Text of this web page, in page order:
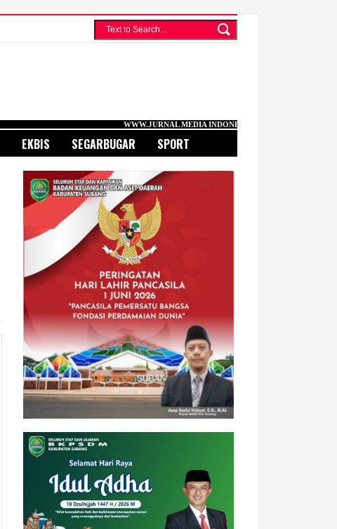
WWW.JURNAL MEDIA INDONESIA.COM
EKBIS SEGARBUGAR SPORT